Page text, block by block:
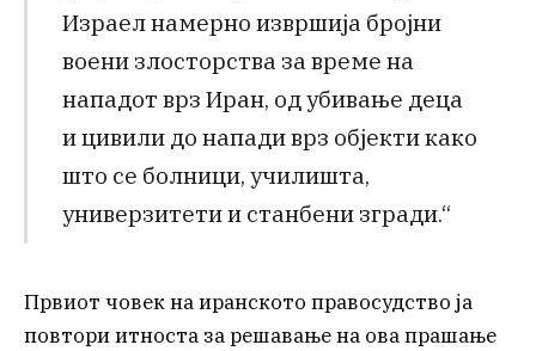
Израел намерно извршија бројни
воени злосторства за време на
нападот врз Иран, од убивање деца
и цивили до напади врз објекти како
што се болници, училишта,
универзитети и станбени згради.“
Првиот човек на иранското правосудство ја
повтори итноста за решавање на ова прашање